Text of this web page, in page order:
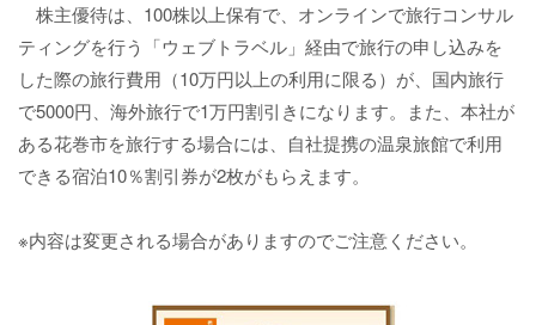
株主優待は、100株以上保有で、オンラインで旅行コンサル
ティングを行う「ウェブトラベル」経由で旅行の申し込みを
した際の旅行費用（10万円以上の利用に限る）が、国内旅行
で5000円、海外旅行で1万円割引きになります。また、本社が
ある花巻市を旅行する場合には、自社提携の温泉旅館で利用
できる宿泊10％割引券が2枚がもらえます。
※内容は変更される場合がありますのでご注意ください。